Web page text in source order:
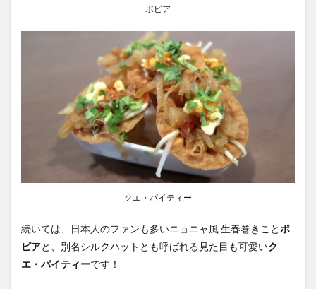
ポピア
クエ・パイティー
続いては、日本人のファンも多いニョニャ風 生春巻きことポ
ピアと、別名シルクハットとも呼ばれる見た目も可愛いク
エ・パイティーです！